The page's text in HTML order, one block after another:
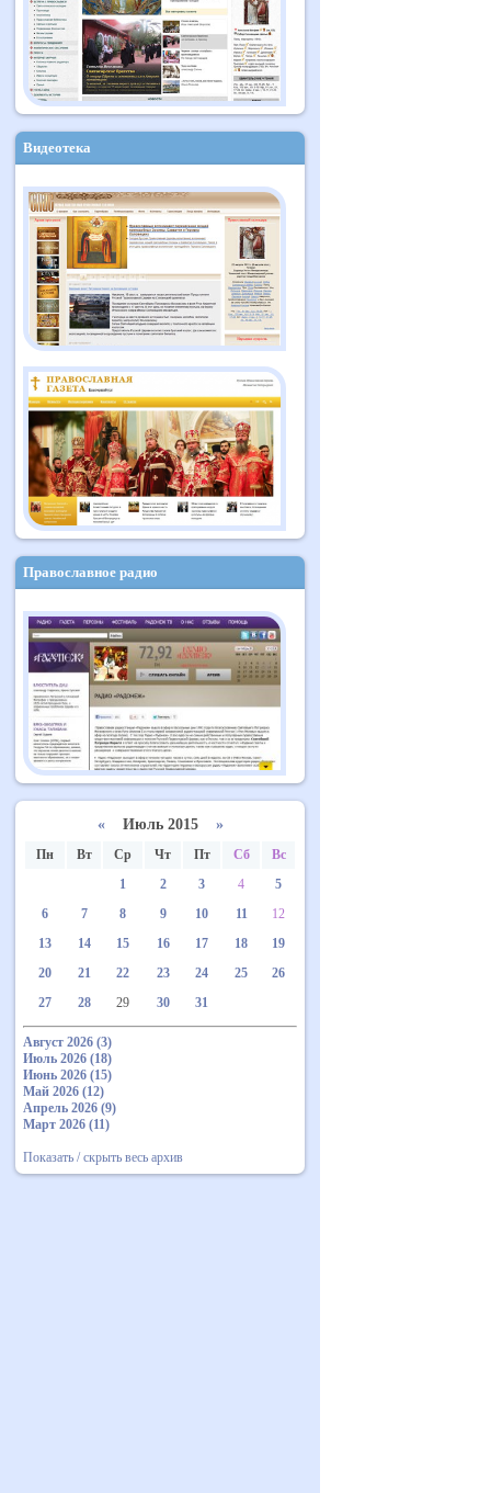
Видеотека
Православное радио
«Июль 2015 »
Пн Вт Ср Чт Пт Сб
Вс
1
2 3 4
5
6
7 8 9 10 11
12
13
14 15 16 17 18
19
20
21 22 23 24 25
26
27
28 29 30 31
Август 2026 (3)
Июль 2026 (18)
Июнь 2026 (15)
Май 2026 (12)
Апрель 2026 (9)
Март 2026 (11)
Показать / скрыть весь архив